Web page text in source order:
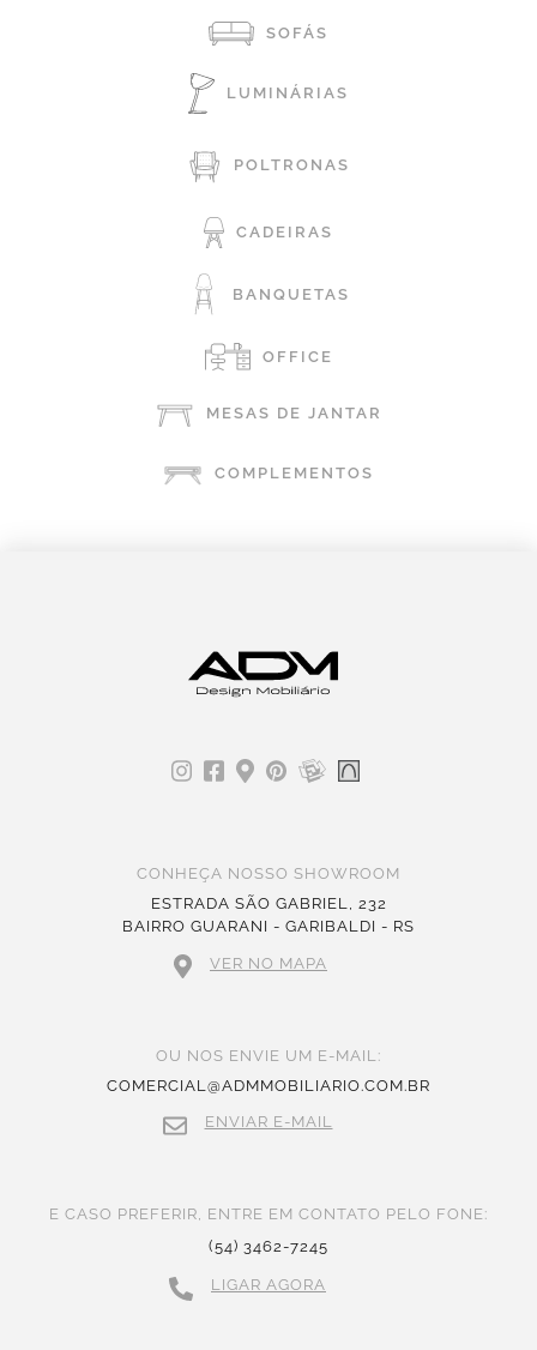
SOFÁS
LUMINÁRIAS
POLTRONAS
CADEIRAS
BANQUETAS
OFFICE
MESAS DE JANTAR
COMPLEMENTOS
CONHEÇA NOSSO SHOWROOM
ESTRADA SÃO GABRIEL, 232
BAIRRO GUARANI - GARIBALDI - RS
VER NO MAPA
OU NOS ENVIE UM E-MAIL:
COMERCIAL@ADMMOBILIARIO.COM.BR
ENVIAR E-MAIL
E CASO PREFERIR, ENTRE EM CONTATO PELO FONE:
(54) 3462-7245
LIGAR AGORA